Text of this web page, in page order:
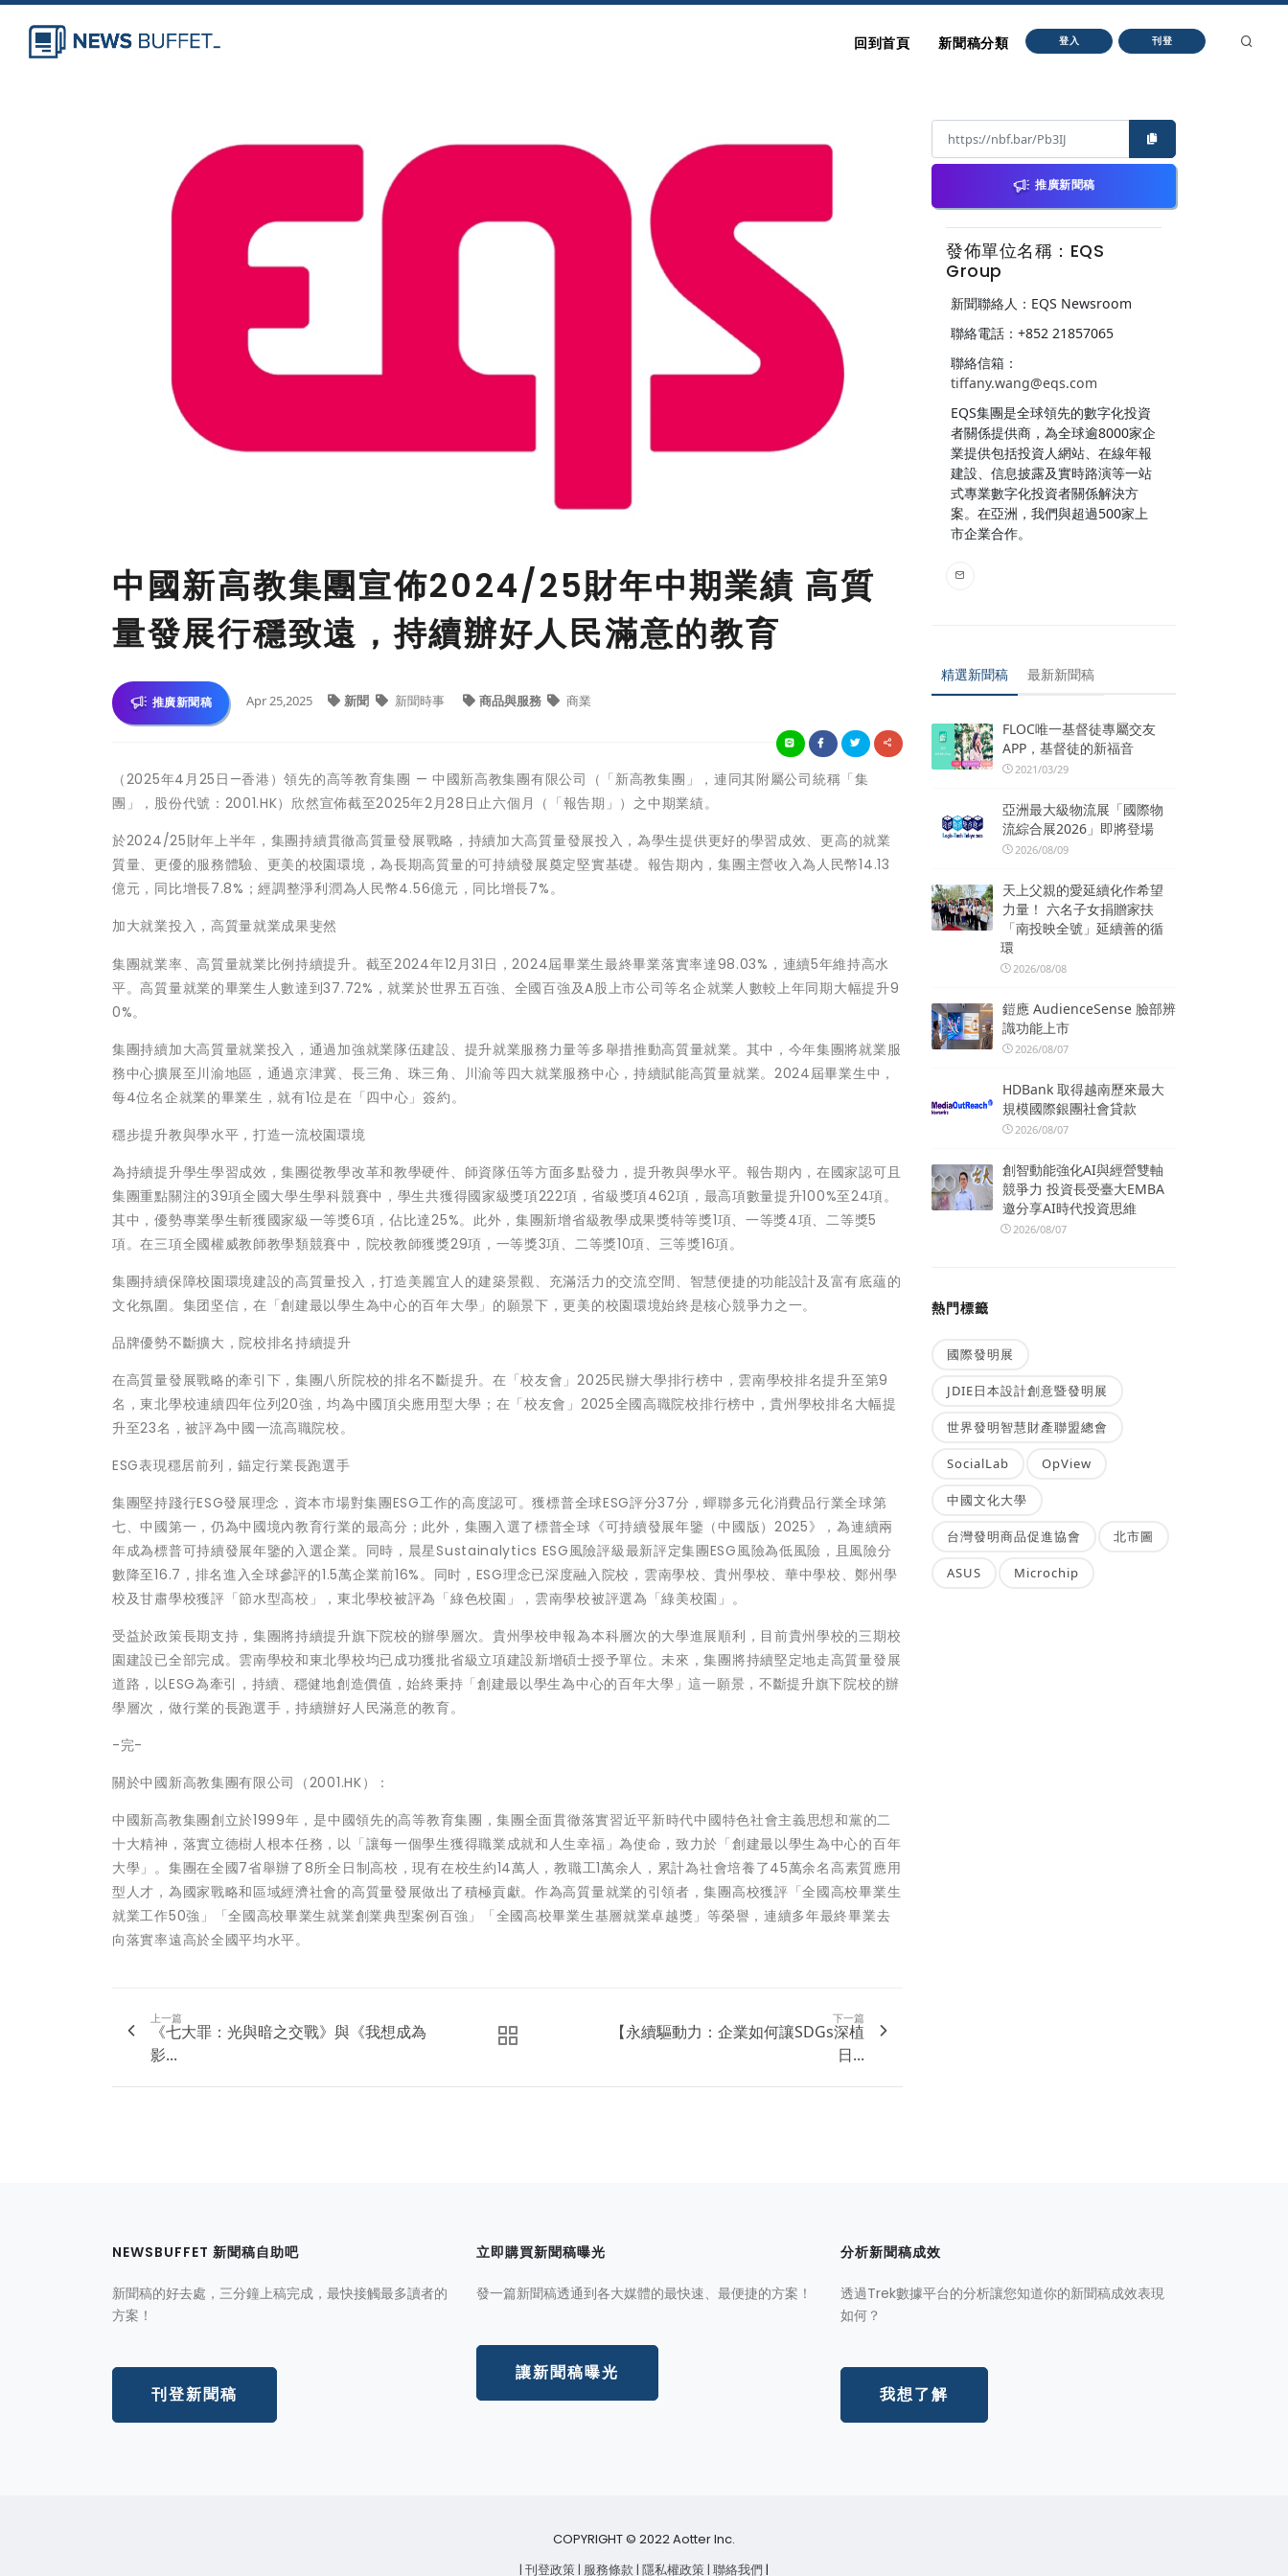
回到首頁 新聞稿分類 登入 刊登
中國新高教集團宣佈2024/25財年中期業績 高質
量發展行穩致遠，持續辦好人民滿意的教育
推廣新聞稿 Apr 25,2025 新聞 新聞時事 商品與服務 商業
（2025年4月25日—香港）領先的高等教育集團 — 中國新高教集團有限公司（「新高教集團」，連同其附屬公司統稱「集
團」，股份代號：2001.HK）欣然宣佈截至2025年2月28日止六個月（「報告期」）之中期業績。
於2024/25財年上半年，集團持續貫徹高質量發展戰略，持續加大高質量發展投入，為學生提供更好的學習成效、更高的就業
質量、更優的服務體驗、更美的校園環境，為長期高質量的可持續發展奠定堅實基礎。報告期內，集團主營收入為人民幣14.13
億元，同比增長7.8%；經調整淨利潤為人民幣4.56億元，同比增長7%。
加大就業投入，高質量就業成果斐然
集團就業率、高質量就業比例持續提升。截至2024年12月31日，2024屆畢業生最終畢業落實率達98.03%，連續5年維持高水
平。高質量就業的畢業生人數達到37.72%，就業於世界五百強、全國百強及A股上市公司等名企就業人數較上年同期大幅提升9
0%。
集團持續加大高質量就業投入，通過加強就業隊伍建設、提升就業服務力量等多舉措推動高質量就業。其中，今年集團將就業服
務中心擴展至川渝地區，通過京津冀、長三角、珠三角、川渝等四大就業服務中心，持續賦能高質量就業。2024屆畢業生中，
每4位名企就業的畢業生，就有1位是在「四中心」簽約。
穩步提升教與學水平，打造一流校園環境
為持續提升學生學習成效，集團從教學改革和教學硬件、師資隊伍等方面多點發力，提升教與學水平。報告期內，在國家認可且
集團重點關注的39項全國大學生學科競賽中，學生共獲得國家級獎項222項，省級獎項462項，最高項數量提升100%至24項。
其中，優勢專業學生斬獲國家級一等獎6項，佔比達25%。此外，集團新增省級教學成果獎特等獎1項、一等獎4項、二等獎5
項。在三項全國權威教師教學類競賽中，院校教師獲獎29項，一等獎3項、二等獎10項、三等獎16項。
集團持續保障校園環境建設的高質量投入，打造美麗宜人的建築景觀、充滿活力的交流空間、智慧便捷的功能設計及富有底蘊的
文化氛圍。集团坚信，在「創建最以學生為中心的百年大學」的願景下，更美的校園環境始終是核心競爭力之一。
品牌優勢不斷擴大，院校排名持續提升
在高質量發展戰略的牽引下，集團八所院校的排名不斷提升。在「校友會」2025民辦大學排行榜中，雲南學校排名提升至第9
名，東北學校連續四年位列20強，均為中國頂尖應用型大學；在「校友會」2025全國高職院校排行榜中，貴州學校排名大幅提
升至23名，被評為中國一流高職院校。
ESG表現穩居前列，錨定行業長跑選手
集團堅持踐行ESG發展理念，資本市場對集團ESG工作的高度認可。獲標普全球ESG評分37分，蟬聯多元化消費品行業全球第
七、中國第一，仍為中國境內教育行業的最高分；此外，集團入選了標普全球《可持續發展年鑒（中國版）2025》，為連續兩
年成為標普可持續發展年鑒的入選企業。同時，晨星Sustainalytics ESG風險評級最新評定集團ESG風險為低風險，且風險分
數降至16.7，排名進入全球參評的1.5萬企業前16%。同时，ESG理念已深度融入院校，雲南學校、貴州學校、華中學校、鄭州學
校及甘肅學校獲評「節水型高校」，東北學校被評為「綠色校園」，雲南學校被評選為「綠美校園」。
受益於政策長期支持，集團將持續提升旗下院校的辦學層次。貴州學校申報為本科層次的大學進展順利，目前貴州學校的三期校
園建設已全部完成。雲南學校和東北學校均已成功獲批省級立項建設新增碩士授予單位。未來，集團將持續堅定地走高質量發展
道路，以ESG為牽引，持續、穩健地創造價值，始終秉持「創建最以學生為中心的百年大學」這一願景，不斷提升旗下院校的辦
學層次，做行業的長跑選手，持續辦好人民滿意的教育。
-完-
關於中國新高教集團有限公司（2001.HK）：
中國新高教集團創立於1999年，是中國領先的高等教育集團，集團全面貫徹落實習近平新時代中國特色社會主義思想和黨的二
十大精神，落實立德樹人根本任務，以「讓每一個學生獲得職業成就和人生幸福」為使命，致力於「創建最以學生為中心的百年
大學」。集團在全國7省舉辦了8所全日制高校，現有在校生約14萬人，教職工1萬余人，累計為社會培養了45萬余名高素質應用
型人才，為國家戰略和區域經濟社會的高質量發展做出了積極貢獻。作為高質量就業的引領者，集團高校獲評「全國高校畢業生
就業工作50強」「全國高校畢業生就業創業典型案例百強」「全國高校畢業生基層就業卓越獎」等榮譽，連續多年最終畢業去
向落實率遠高於全國平均水平。
上一篇
《七大罪：光與暗之交戰》與《我想成為
影...
下一篇
【永續驅動力：企業如何讓SDGs深植
日...
推廣新聞稿
發佈單位名稱：EQS
Group
新聞聯絡人：EQS Newsroom
聯絡電話：+852 21857065
聯絡信箱：
tiffany.wang@eqs.com
EQS集團是全球領先的數字化投資
者關係提供商，為全球逾8000家企
業提供包括投資人網站、在線年報
建設、信息披露及實時路演等一站
式專業數字化投資者關係解決方
案。在亞洲，我們與超過500家上
市企業合作。
精選新聞稿 最新新聞稿
FLOC唯一基督徒專屬交友
APP，基督徒的新福音
2021/03/29
亞洲最大級物流展「國際物
流綜合展2026」即將登場
2026/08/09
天上父親的愛延續化作希望
力量！ 六名子女捐贈家扶
「南投映全號」延續善的循
環
2026/08/08
鎧應 AudienceSense 臉部辨
識功能上市
2026/08/07
HDBank 取得越南歷來最大
規模國際銀團社會貸款
2026/08/07
創智動能強化AI與經營雙軸
競爭力 投資長受臺大EMBA
邀分享AI時代投資思維
2026/08/07
熱門標籤
國際發明展
JDIE日本設計創意暨發明展
世界發明智慧財產聯盟總會
SocialLab OpView
中國文化大學
台灣發明商品促進協會 北市圖
ASUS Microchip
NEWSBUFFET 新聞稿自助吧
新聞稿的好去處，三分鐘上稿完成，最快接觸最多讀者的
方案！
刊登新聞稿
立即購買新聞稿曝光
發一篇新聞稿透通到各大媒體的最快速、最便捷的方案！
讓新聞稿曝光
分析新聞稿成效
透過Trek數據平台的分析讓您知道你的新聞稿成效表現
如何？
我想了解
COPYRIGHT © 2022 Aotter Inc.
| 刊登政策| 服務條款| 隱私權政策| 聯絡我們 |